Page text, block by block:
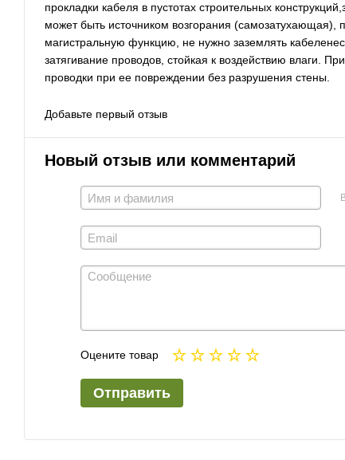
прокладки кабеля в пустотах строительных
может быть источником возгорания (самозатухающая),
магистральную функцию, не нужно заземлять
затягивание проводов, стойкая к воздействию влаги.
проводки при ее повреждении без разрушения стены.
Добавьте первый отзыв
Новый отзыв или комментарий
Оцените товар
Отправить